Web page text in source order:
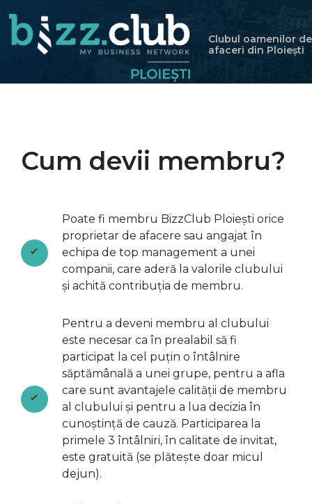
Clubul oamenilor de
afaceri din Ploiești
Cum devii membru?
Poate fi membru BizzClub Ploiești orice
proprietar de afacere sau angajat în
echipa de top management a unei
companii, care aderă la valorile clubului
și achită contribuția de membru.
Pentru a deveni membru al clubului
este necesar ca în prealabil să fi
participat la cel puțin o întâlnire
săptămânală a unei grupe, pentru a afla
care sunt avantajele calității de membru
al clubului și pentru a lua decizia în
cunoștință de cauză. Participarea la
primele 3 întâlniri, în calitate de invitat,
este gratuită (se plătește doar micul
dejun).